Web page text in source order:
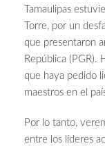
Tamaulipas
Torre, por un
que presentaron
República (PGR).
que haya pedido
maestros en el
Por lo tanto,
entre los líderes